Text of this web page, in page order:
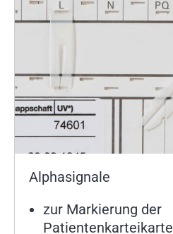
Alphasignale
zur Markierung der
Patientenkarteikarte